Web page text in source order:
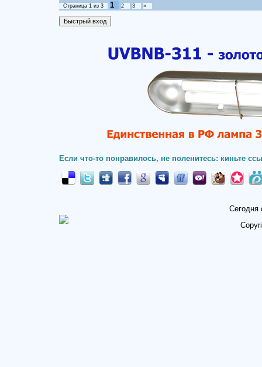
Страница 1 из 3 1 2 3 »
Если что-то понравилось, не поленитесь: киньте
Сегодня